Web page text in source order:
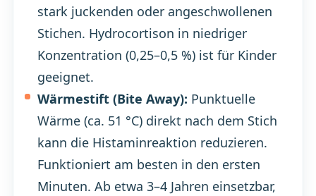
stark juckenden oder angeschwollenen
Stichen. Hydrocortison in niedriger
Konzentration (0,25–0,5 %) ist für Kinder
geeignet.
Wärmestift (Bite Away): Punktuelle
Wärme (ca. 51 °C) direkt nach dem Stich
kann die Histaminreaktion reduzieren.
Funktioniert am besten in den ersten
Minuten. Ab etwa 3–4 Jahren einsetzbar,